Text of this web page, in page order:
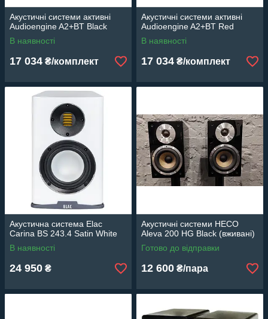
Акустичні системи активні
Audioengine A2+BT Black
В наявності
17 034 ₴/комплект
Акустичні системи активні
Audioengine A2+BT Red
В наявності
17 034 ₴/комплект
Акустична система Elac
Carina BS 243.4 Satin White
В наявності
24 950 ₴
Акустичні системи HECO
Aleva 200 HG Black (вживані)
Готово до відправки
12 600 ₴/пара